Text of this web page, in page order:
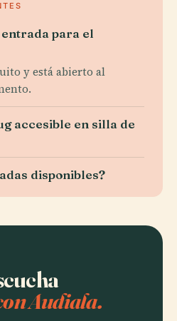
para el
y está abierto al
accesible en silla de
disponibles?
Audiala.